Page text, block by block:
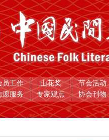
员工作 山花奖 节会活动
愿服务 专家观点 协会刊物